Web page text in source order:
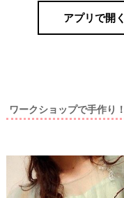
アプリで開く
ワークショップで手作り！